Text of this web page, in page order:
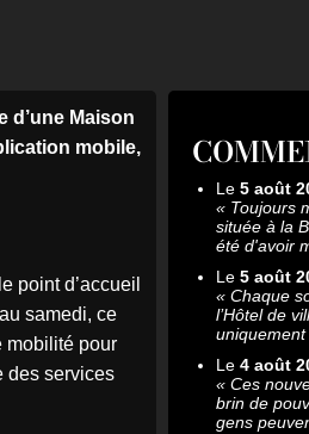
d’une Maison
mobile,
point d’accueil
samedi, ce
mobilité pour
des services
Le 5 août
« Toujours
située à la
été d'avoir
Le 5 août
« Chaque
l’Hôtel de
Le 4 août
« Ces
brin de
gens